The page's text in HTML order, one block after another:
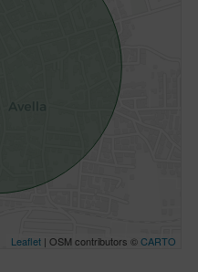
Leaflet| OSM contributors ©CARTO